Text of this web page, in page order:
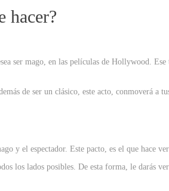
hacer?
ser mago, en las películas de Hollywood.
de ser un clásico, este acto, conmoverá a
y el espectador. Este pacto, es el que hace
los lados posibles. De esta forma, le darás